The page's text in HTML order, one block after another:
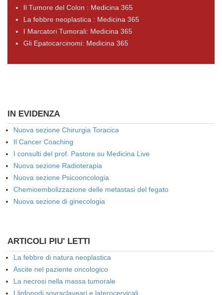
Il Tumore del Colon : Medicina 365
La febbre neoplastica : Medicina 365
I Marcatori Tumorali: Medicina 365
Gli Epatocarcinomi: Medicina 365
IN EVIDENZA
Nuova sezione Chirurgia Toracica
Il Cancer Coaching
I consulti del prof. Pastore su Medicina Live
Nuova sezione Radioterapia
Nuova sezione Psicooncologia
Chemioembolizzazione delle metastasi del fegato
Nuova sezione di ginecologia
ARTICOLI PIU' LETTI
La febbre di natura neoplastica
Ascite nel paziente oncologico
La necrosi nella massa tumorale
I linfonodi sovraclaveari e laterocervicali